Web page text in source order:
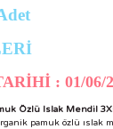
İ
: 01/06/
Özlü Islak Mendil
pamuk özlü ıslak